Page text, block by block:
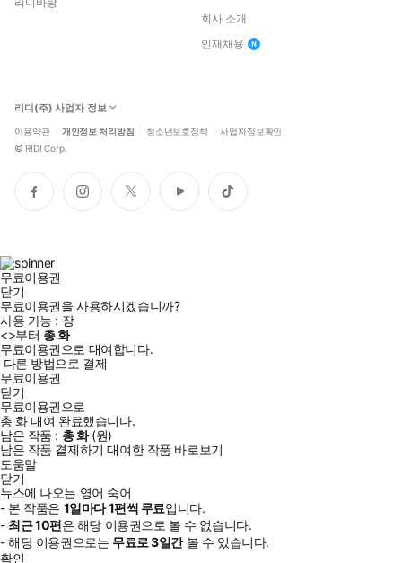
회사 소개
인재채용
리디(주) 사업자 정보
이용약관 개인정보 처리방침 청소년보호정책 사업자정보확인
© RIDI Corp.
페
이
인
스
트
위
유
튜
틱
톡
무료이용권
닫기
무료이용권을 사용하시겠습니까?
사용 가능 : 장
<>부터 총화
무료이용권으로 대여합니다.
다른 방법으로 결제
무료이용권
닫기
무료이용권으로
총 화대여 완료했습니다.
남은 작품 : 총화(원)
남은 작품 결제하기 대여한 작품 바로보기
도움말
닫기
뉴스에 나오는 영어 숙어
- 본 작품은 1일마다1편씩 무료입니다.
- 최근10편은 해당 이용권으로 볼 수 없습니다.
- 해당 이용권으로는 무료로3일간볼 수 있습니다.
확인